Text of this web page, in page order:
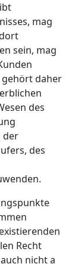
mag
sein, mag
gehört daher
des
der
des
Recht
nicht a